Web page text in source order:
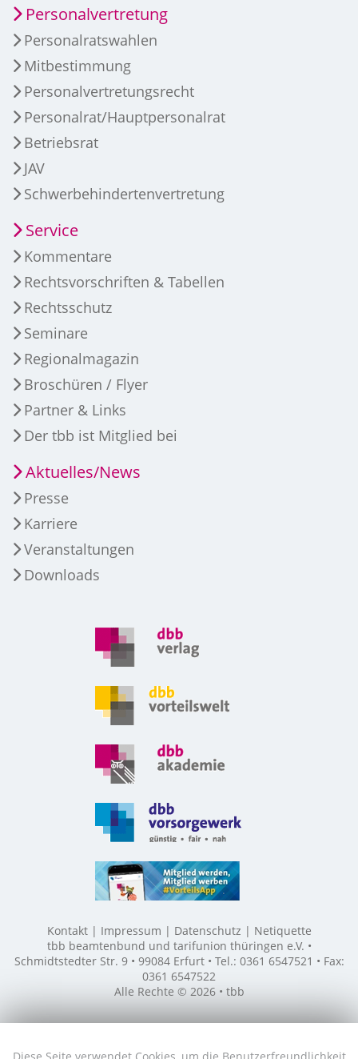
Personalvertretung
Personalratswahlen
Mitbestimmung
Personalvertretungsrecht
Personalrat/Hauptpersonalrat
Betriebsrat
JAV
Schwerbehindertenvertretung
Service
Kommentare
Rechtsvorschriften & Tabellen
Rechtsschutz
Seminare
Regionalmagazin
Broschüren / Flyer
Partner & Links
Der tbb ist Mitglied bei
Aktuelles/News
Presse
Karriere
Veranstaltungen
Downloads
Kontakt Impressum Datenschutz
Netiquette
tbb beamtenbund und tarifunion thüringen e.V. •
Schmidtstedter Str. 9 • 99084 Erfurt • Tel.: 0361 6547521 • Fax:
0361 6547522
Alle Rechte © 2026 • tbb